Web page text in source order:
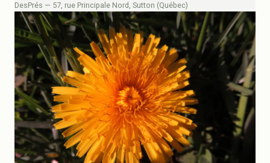
DesPrés — 57, rue Principale Nord, Sutton (Québec)